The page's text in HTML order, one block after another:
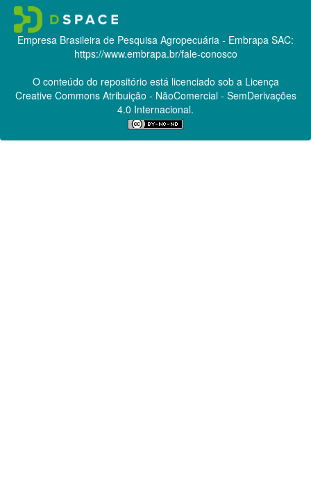
Empresa Brasileira de Pesquisa Agropecuária - Embrapa SAC:
https://www.embrapa.br/fale-conosco
O conteúdo do repositório está licenciado sob a Licença
Creative CommonsAtribuição - NãoComercial - SemDerivações
4.0 Internacional.